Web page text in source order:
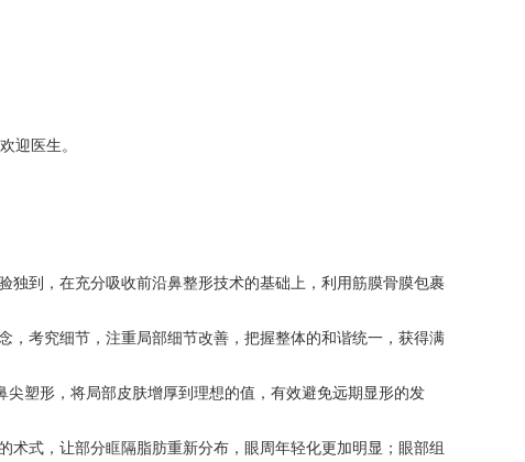
迎医生。
独到，在充分吸收前沿鼻整形技术的基础上，利用筋膜骨膜包裹
，考究细节，注重局部细节改善，把握整体的和谐统一，获得满
塑形，将局部皮肤增厚到理想的值，有效避免远期显形的发
式，让部分眶隔脂肪重新分布，眼周年轻化更加明显；眼部组